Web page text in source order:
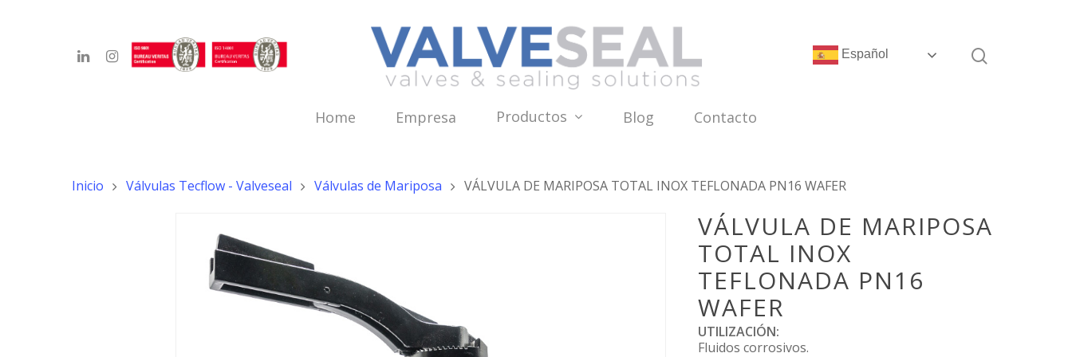
Hit enter to search or ESC to close
Español
Home Empresa Productos Blog Contacto
Inicio Válvulas Tecflow - Valveseal Válvulas de Mariposa VÁLVULA DE MARIPOSA TOTAL INOX TEFLONADA PN16 WAFER
VÁLVULA DE MARIPOSA
TOTAL INOX
TEFLONADA PN16
WAFER
UTILIZACIÓN:
Fluidos corrosivos.